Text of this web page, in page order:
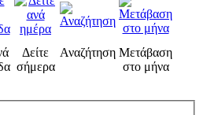
Δείτε
σήμερα
Αναζήτηση Μετάβαση
στο μήνα